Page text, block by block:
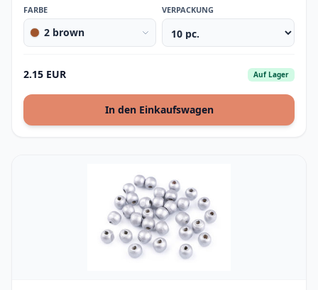
FARBE
2 brown
VERPACKUNG
2.15 EUR Auf Lager
In den Einkaufswagen